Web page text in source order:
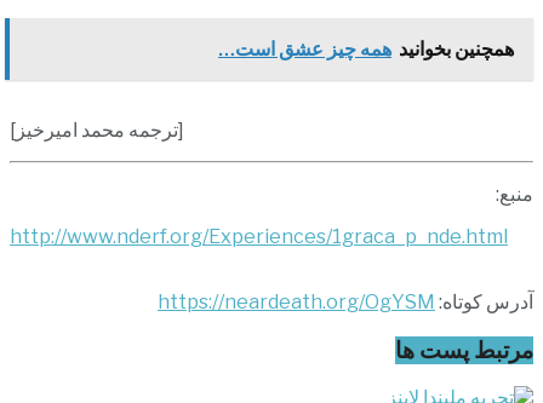
همچنین بخوانید همه چیز عشق است…
[ترجمه محمد امیرخیز]
منبع:
http://www.nderf.org/Experiences/1graca_p_nde.html
آدرس کوتاه: https://neardeath.org/OgYSM
مرتبط پست ها